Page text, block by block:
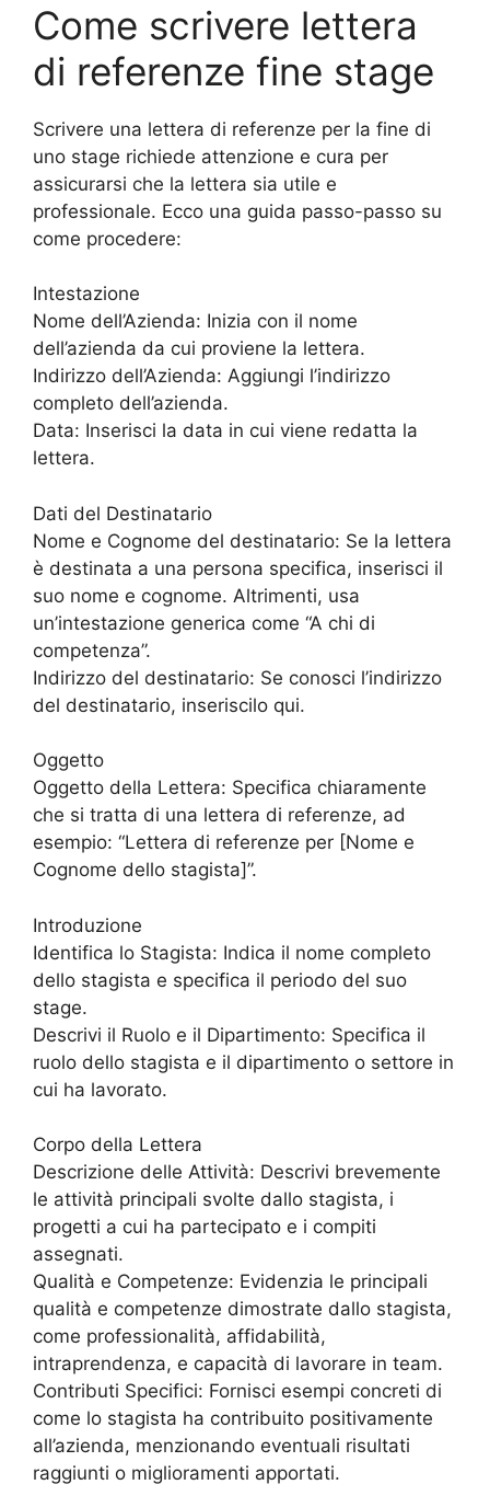
Come scrivere lettera
di referenze fine stage
Scrivere una lettera di referenze per la fine di
uno stage richiede attenzione e cura per
assicurarsi che la lettera sia utile e
professionale. Ecco una guida passo-passo su
come procedere:
Intestazione
Nome dell’Azienda: Inizia con il nome
dell’azienda da cui proviene la lettera.
Indirizzo dell’Azienda: Aggiungi l’indirizzo
completo dell’azienda.
Data: Inserisci la data in cui viene redatta la
lettera.
Dati del Destinatario
Nome e Cognome del destinatario: Se la lettera
è destinata a una persona specifica, inserisci il
suo nome e cognome. Altrimenti, usa
un’intestazione generica come “A chi di
competenza”.
Indirizzo del destinatario: Se conosci l’indirizzo
del destinatario, inseriscilo qui.
Oggetto
Oggetto della Lettera: Specifica chiaramente
che si tratta di una lettera di referenze, ad
esempio: “Lettera di referenze per [Nome e
Cognome dello stagista]”.
Introduzione
Identifica lo Stagista: Indica il nome completo
dello stagista e specifica il periodo del suo
stage.
Descrivi il Ruolo e il Dipartimento: Specifica il
ruolo dello stagista e il dipartimento o settore in
cui ha lavorato.
Corpo della Lettera
Descrizione delle Attività: Descrivi brevemente
le attività principali svolte dallo stagista, i
progetti a cui ha partecipato e i compiti
assegnati.
Qualità e Competenze: Evidenzia le principali
qualità e competenze dimostrate dallo stagista,
come professionalità, affidabilità,
intraprendenza, e capacità di lavorare in team.
Contributi Specifici: Fornisci esempi concreti di
come lo stagista ha contribuito positivamente
all’azienda, menzionando eventuali risultati
raggiunti o miglioramenti apportati.